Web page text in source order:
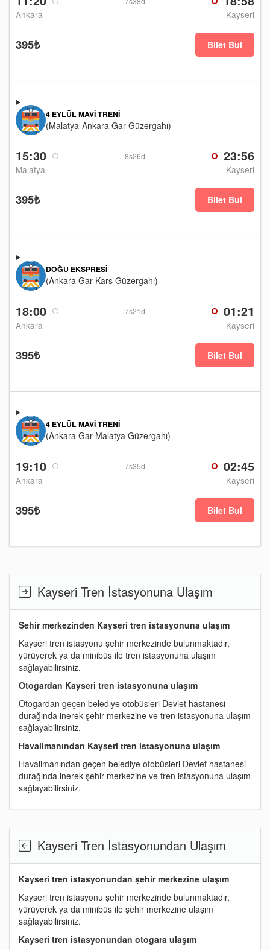
Ankara Kayseri
395₺ Bilet Bul
15:30 8s26d 23:56
Malatya Kayseri
4 EYLÜL MAVI TRENI
(Malatya-Ankara Gar Güzergahı)
395₺ Bilet Bul
18:00 7s21d 01:21
Ankara Kayseri
DOĞU EKSPRESI
(Ankara Gar-Kars Güzergahı)
395₺ Bilet Bul
19:10 7s35d 02:45
Ankara Kayseri
4 EYLÜL MAVI TRENI
(Ankara Gar-Malatya Güzergahı)
395₺ Bilet Bul
Kayseri Tren İstasyonuna Ulaşım
Şehir merkezinden Kayseri tren istasyonuna ulaşım
Kayseri tren istasyonu şehir merkezinde bulunmaktadır,
yürüyerek ya da minibüs ile tren istasyonuna ulaşım
sağlayabilirsiniz.
Otogardan Kayseri tren istasyonuna ulaşım
Otogardan geçen belediye otobüsleri Devlet hastanesi
durağında inerek şehir merkezine ve tren istasyonuna ulaşım
sağlayabilirsiniz.
Havalimanından Kayseri tren istasyonuna ulaşım
Havalimanından geçen belediye otobüsleri Devlet hastanesi
durağında inerek şehir merkezine ve tren istasyonuna ulaşım
sağlayabilirsiniz.
Kayseri Tren İstasyonundan Ulaşım
Kayseri tren istasyonundan şehir merkezine ulaşım
Kayseri tren istasyonu şehir merkezinde bulunmaktadır,
yürüyerek ya da minibüs ile şehir merkezine ulaşım
sağlayabilirsiniz.
Kayseri tren istasyonundan otogara ulaşım